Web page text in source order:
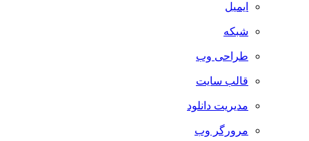
ایمیل
شبکه
طراحی وب
قالب سایت
مدیریت دانلود
مرورگر وب